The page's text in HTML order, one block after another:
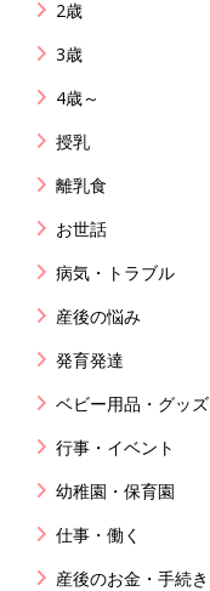
2歳
3歳
4歳～
授乳
離乳食
お世話
病気・トラブル
産後の悩み
発育発達
ベビー用品・グッズ
行事・イベント
幼稚園・保育園
仕事・働く
産後のお金・手続き